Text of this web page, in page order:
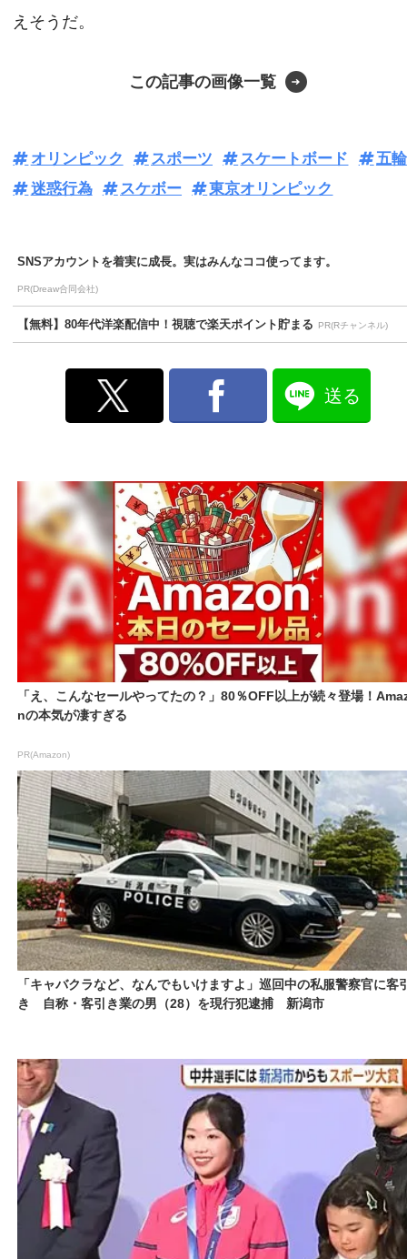
えそうだ。
この記事の画像一覧
オリンピック スポーツ スケートボード
五輪
迷惑行為
スケボー 東京オリンピック
SNSアカウントを着実に成長。実はみんなココ使ってます。
PR(Dreaw合同会社)
【無料】80年代洋楽配信中！視聴で楽天ポイント貯まる PR(Rチャンネル)
送る
「え、こんなセールやってたの？」80％OFF以上が続々登場！
nの本気が凄すぎる
PR(Amazon)
「キャバクラなど、なんでもいけますよ」巡回中の私服警察官に客
き 自称・客引き業の男（28）を現行犯逮捕 新潟市